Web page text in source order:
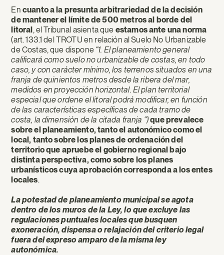
En cuanto a la presunta arbitrariedad de la decisión
de mantener el límite de 500 metros al borde del
litoral, el Tribunal asienta que estamos ante una norma
(art. 133.1 del TROTU en relación al Suelo No Urbanizable
de Costas, que dispone “1. El planeamiento general
calificará como suelo no urbanizable de costas, en todo
caso, y con carácter mínimo, los terrenos situados en una
franja de quinientos metros desde la ribera del mar,
medidos en proyección horizontal. El plan territorial
especial que ordene el litoral podrá modificar, en función
de las características específicas de cada tramo de
costa, la dimensión de la citada franja “)que prevalece
sobre el planeamiento, tanto el autonómico como el
local, tanto sobre los planes de ordenación del
territorio que apruebe el gobierno regional bajo
distinta perspectiva, como sobre los planes
urbanísticos cuya aprobación corresponda a los entes
locales.
La potestad de planeamiento municipal se agota
dentro de los muros de la Ley, lo que excluye las
regulaciones puntuales locales que busquen
exoneración, dispensa o relajación del criterio legal
fuera del expreso amparo de la misma ley
autonómica.